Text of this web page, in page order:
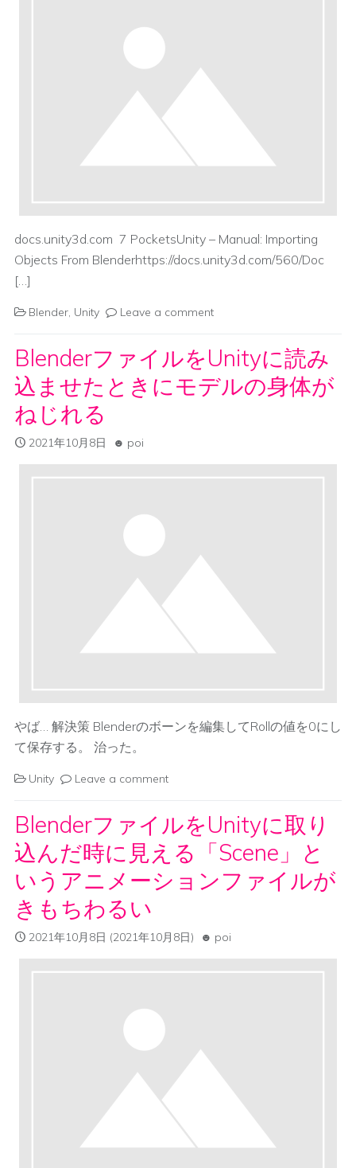
docs.unity3d.com 7 PocketsUnity – Manual: Importing
Objects From Blenderhttps://docs.unity3d.com/560/Doc
[…]
Blender, Unity Leave a comment
BlenderファイルをUnityに読み
込ませたときにモデルの身体が
ねじれる
2021年10月8日 poi
やば… 解決策 Blenderのボーンを編集してRollの値を0にし
て保存する。 治った。
Unity Leave a comment
BlenderファイルをUnityに取り
込んだ時に見える「Scene」と
いうアニメーションファイルが
きもちわるい
2021年10月8日 (2021年10月8日) poi